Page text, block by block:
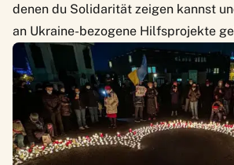
denen du Solidarität zeigen kannst
an Ukraine-bezogene Hilfsprojekte